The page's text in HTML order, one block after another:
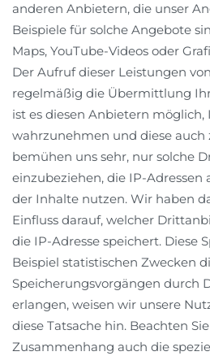
anderen Anbietern, die unser
Beispiele für solche Angebote
Maps, YouTube-Videos oder
Der Aufruf dieser Leistungen
regelmäßig die Übermittlung
ist es diesen Anbietern
wahrzunehmen und diese auch
bemühen uns sehr, nur solche
einzubeziehen, die IP-Adressen
der Inhalte nutzen. Wir haben
Einfluss darauf, welcher
die IP-Adresse speichert. Diese
Beispiel statistischen Zwecken
Speicherungsvorgängen durch
erlangen, weisen wir unsere
diese Tatsache hin. Beachten
Zusammenhang auch die